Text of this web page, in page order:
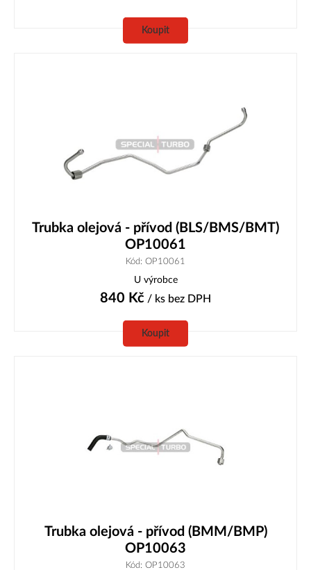
Koupit
Trubka olejová - přívod (BLS/BMS/BMT)
OP10061
Kód: OP10061
U výrobce
840 Kč / ks bez DPH
Koupit
Trubka olejová - přívod (BMM/BMP)
OP10063
Kód: OP10063